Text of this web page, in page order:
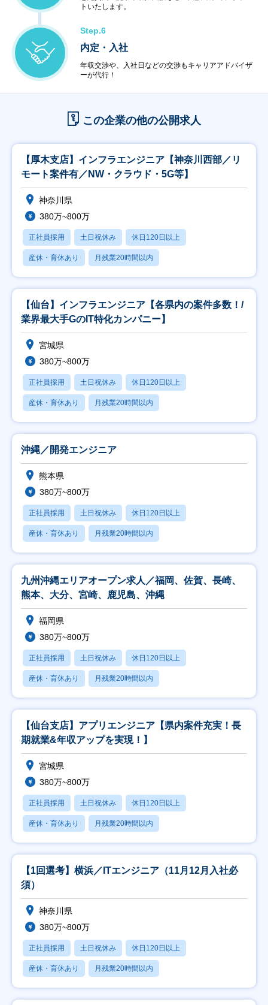
トいたします。
Step.6
内定・入社
年収交渉や、入社日などの交渉もキャリアアドバイザ
ーが代行！
この企業の他の公開求人
【厚木支店】インフラエンジニア【神奈川西部／リ
モート案件有／NW・クラウド・5G等】
神奈川県
380万~800万
正社員採用 土日祝休み 休日120日以上
産休・育休あり 月残業20時間以内
【仙台】インフラエンジニア【各県内の案件多数！/
業界最大手GのIT特化カンパニー】
宮城県
380万~800万
正社員採用 土日祝休み 休日120日以上
産休・育休あり 月残業20時間以内
沖縄／開発エンジニア
熊本県
380万~800万
正社員採用 土日祝休み 休日120日以上
産休・育休あり 月残業20時間以内
九州沖縄エリアオープン求人／福岡、佐賀、長崎、
熊本、大分、宮崎、鹿児島、沖縄
福岡県
380万~800万
正社員採用 土日祝休み 休日120日以上
産休・育休あり 月残業20時間以内
【仙台支店】アプリエンジニア【県内案件充実！長
期就業&年収アップを実現！】
宮城県
380万~800万
正社員採用 土日祝休み 休日120日以上
産休・育休あり 月残業20時間以内
【1回選考】横浜／ITエンジニア（11月12月入社必
須）
神奈川県
380万~800万
正社員採用 土日祝休み 休日120日以上
産休・育休あり 月残業20時間以内